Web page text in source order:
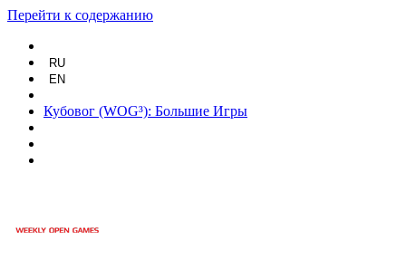
Перейти к содержанию
RU
EN
Кубовог (WOG³): Большие Игры